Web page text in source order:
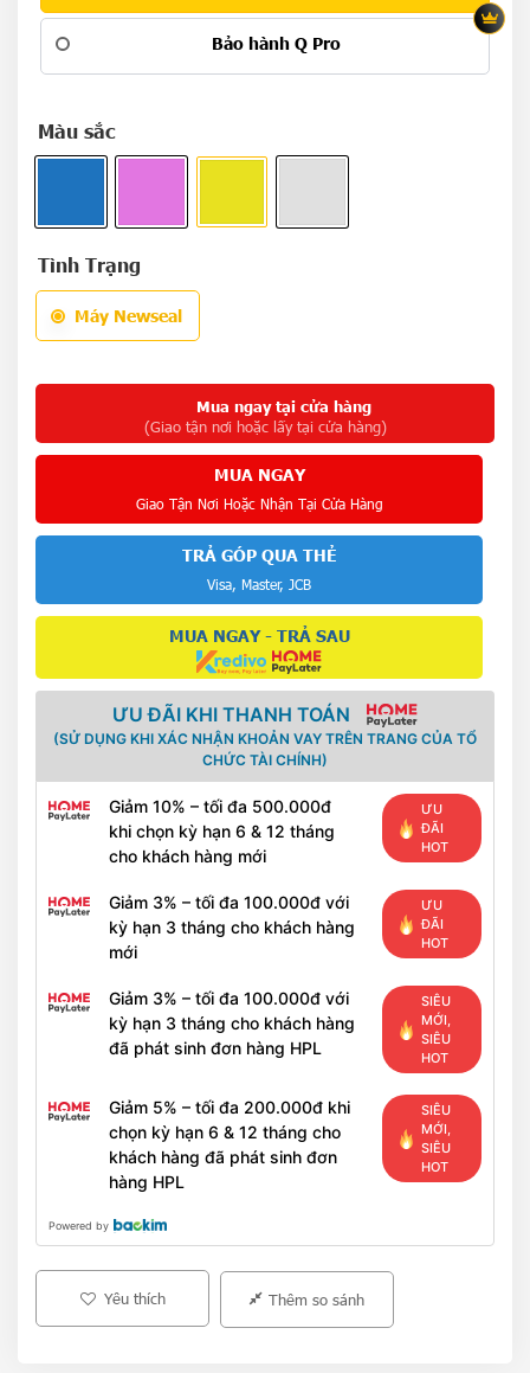
Bảo hành Q Pro
Màu sắc
Tình Trạng
Máy Newseal
Mua ngay tại cửa hàng
(Giao tận nơi hoặc lấy tại cửa hàng)
MUA NGAY
Giao Tận Nơi Hoặc Nhận Tại Cửa Hàng
TRẢ GÓP QUA THẺ
Visa, Master, JCB
MUA NGAY - TRẢ SAU
ƯU ĐÃI KHI THANH TOÁN
(SỬ DỤNG KHI XÁC NHẬN KHOẢN VAY TRÊN TRANG CỦA TỔ
CHỨC TÀI CHÍNH)
Giảm 10% – tối đa 500.000đ
khi chọn kỳ hạn 6 & 12 tháng
cho khách hàng mới
ƯU
ĐÃI
HOT
Giảm 3% – tối đa 100.000đ với
kỳ hạn 3 tháng cho khách hàng
mới
ƯU
ĐÃI
HOT
Giảm 3% – tối đa 100.000đ với
kỳ hạn 3 tháng cho khách hàng
đã phát sinh đơn hàng HPL
SIÊU
MỚI,
SIÊU
HOT
Giảm 5% – tối đa 200.000đ khi
chọn kỳ hạn 6 & 12 tháng cho
khách hàng đã phát sinh đơn
hàng HPL
SIÊU
MỚI,
SIÊU
HOT
Powered by
Yêu thích Thêm so sánh